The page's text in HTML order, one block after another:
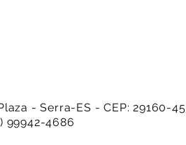
- Serra-ES - CEP: 29160-
99942-4686